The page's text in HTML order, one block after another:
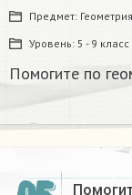
Предмет: Геометрия
Уровень: 5 - 9 класс
Помогите по